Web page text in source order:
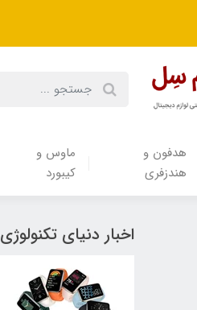
هدفون‌ و‌
هندزفری
ماوس و
کیبورد
اخبار دنیای تکنولوژی